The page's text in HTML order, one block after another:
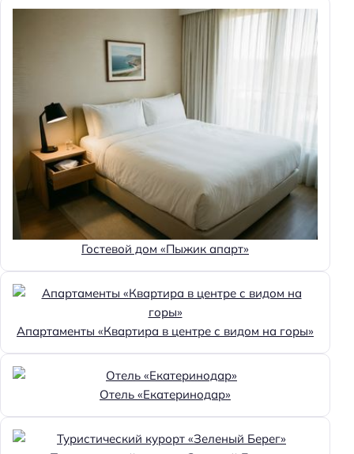
Гостевой дом «Пыжик апарт»
Апартаменты «Квартира в центре с видом на горы»
Отель «Екатеринодар»